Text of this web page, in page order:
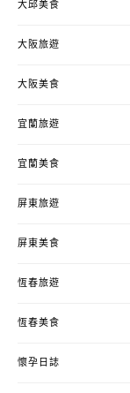
大邱美食
大阪旅遊
大阪美食
宜蘭旅遊
宜蘭美食
屏東旅遊
屏東美食
恆春旅遊
恆春美食
懷孕日誌